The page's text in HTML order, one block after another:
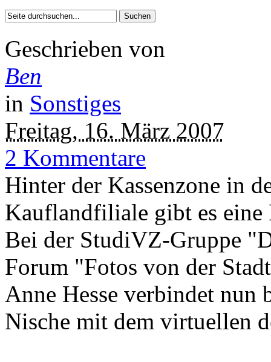
Geschrieben von
Ben
in Sonstiges
Freitag, 16. März 2007
2 Kommentare
Hinter der Kassenzone in
Kauflandfiliale gibt es eine
Bei der StudiVZ-Gruppe
Forum "Fotos von der
Anne Hesse verbindet nun
Nische mit dem virtuellen